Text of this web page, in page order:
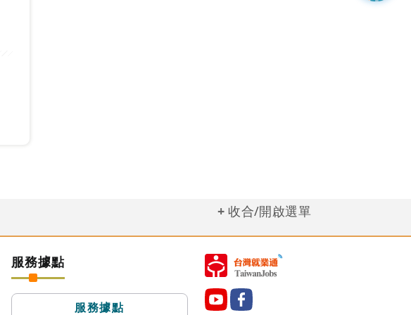
收合/開啟選單
服務據點
服務據點